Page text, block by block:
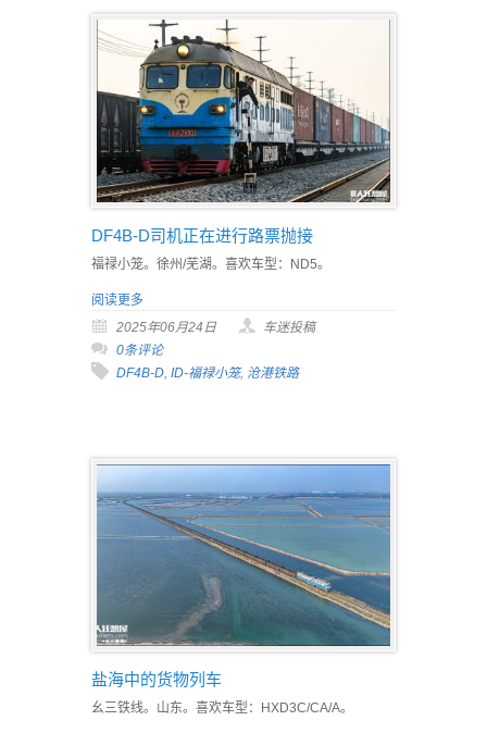
DF4B-D司机正在进行路票抛接
福禄小笼。徐州/芜湖。喜欢车型：ND5。
阅读更多
2025年06月24日
车迷投稿
0条评论
DF4B-D ID-福禄小笼, 沧港铁路
盐海中的货物列车
幺三铁线。山东。喜欢车型：HXD3C/CA/A。